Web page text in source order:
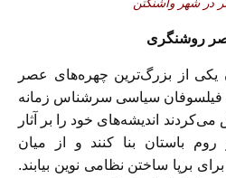
در شهر واشنگتن
روشنگری
یکی از بزرگ‌ترین چهره‌ها‌ی عصر
فیلسوفان سیاسی سر‌شناس زمانه
اندیشه‌های خود را بر آثار
باستان بنا کنند و از میان
برپا ساختن نظامی نوین بیابند.